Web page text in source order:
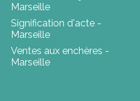
Marseille
Signification d'acte -
Marseille
Ventes aux enchères -
Marseille